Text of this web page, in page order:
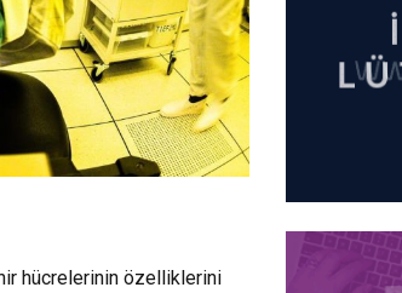
hücrelerinin özelliklerini